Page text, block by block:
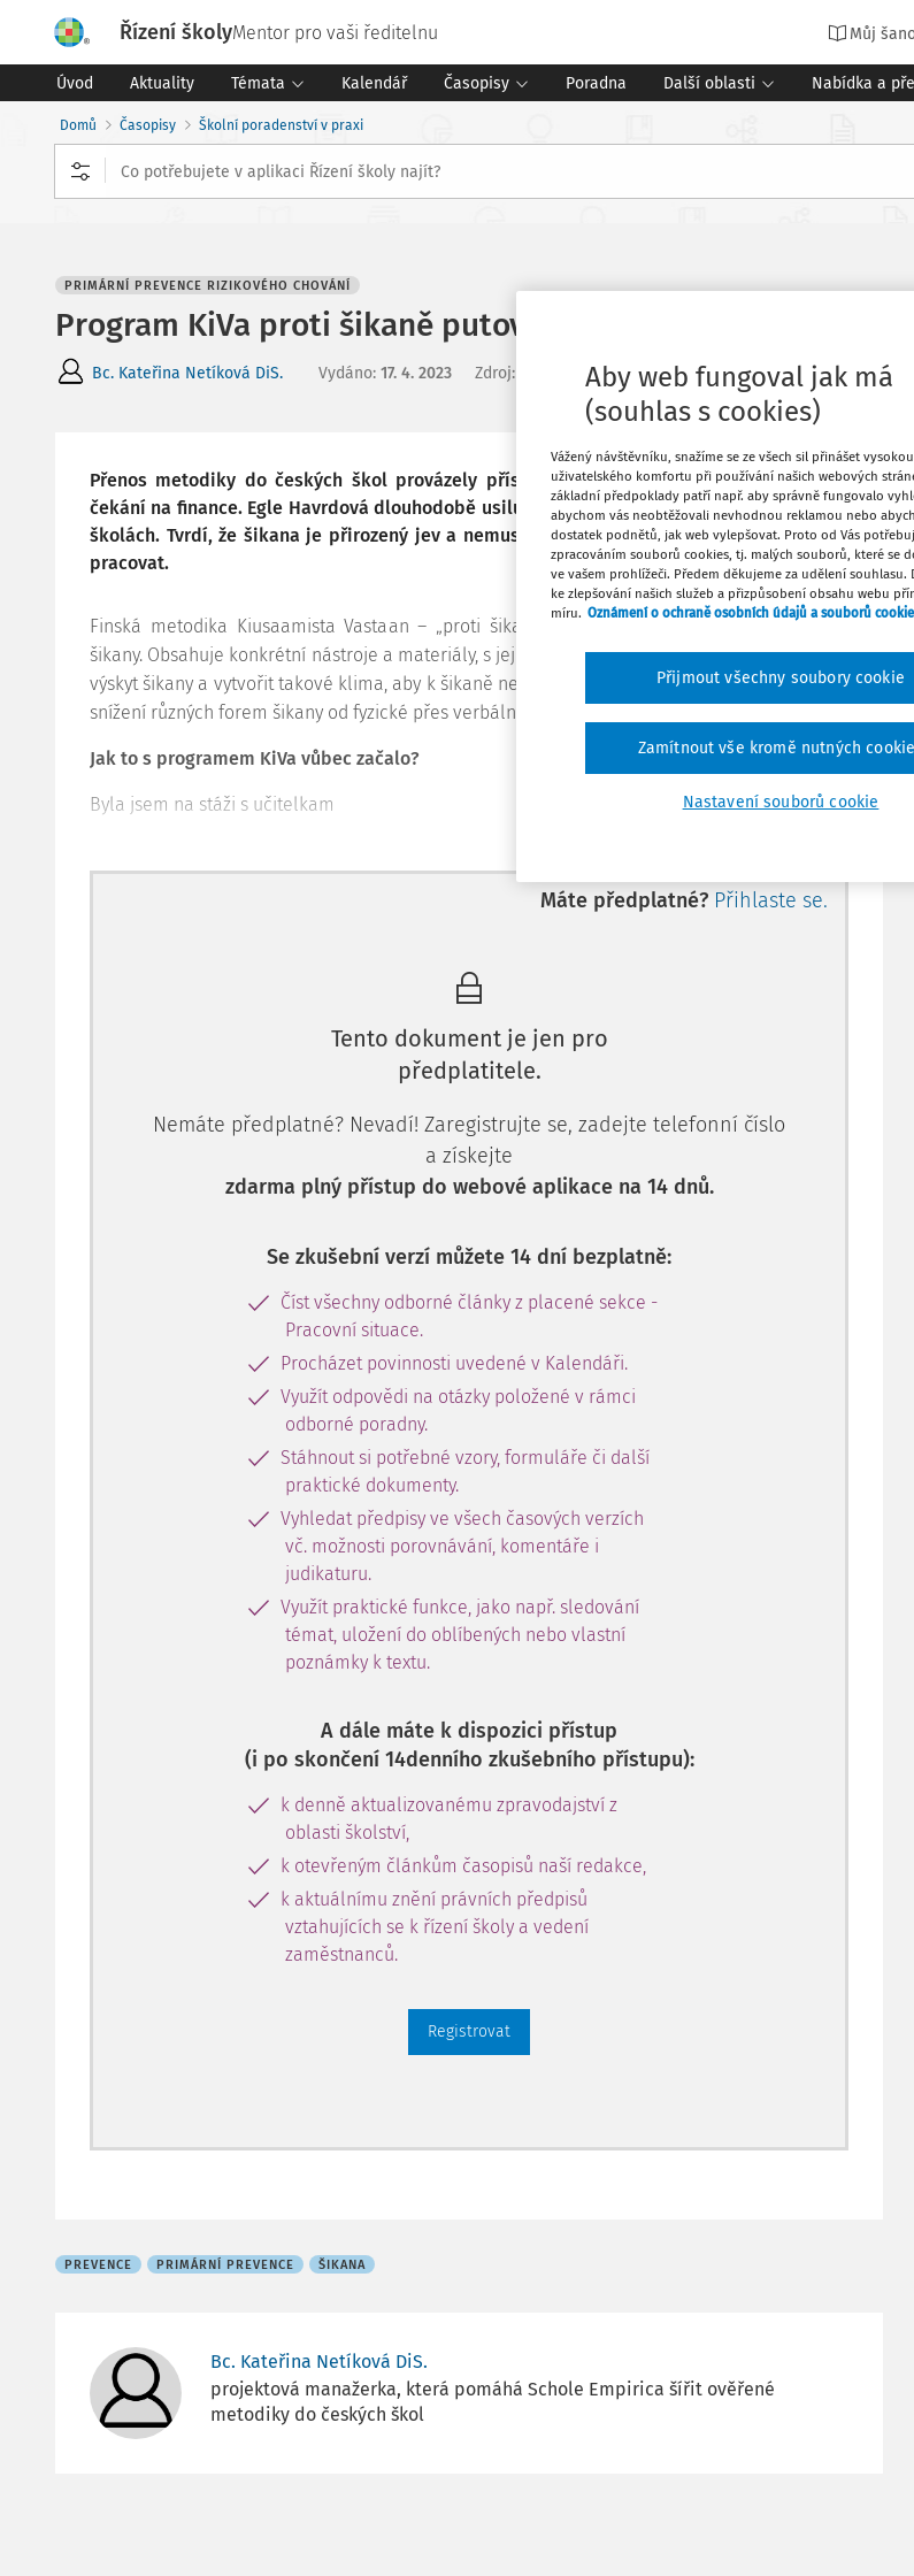
Řízení školyMentor pro vaši ředitelnu Můj
Úvod Aktuality Témata Kalendář Časopisy Poradna Další oblasti Nabídka a
Domů Časopisy Školní poradenství v praxi
PRIMÁRNÍ PREVENCE RIZIKOVÉHO CHOVÁNÍ
Program KiVa proti šikaně putoval z Finska do Česka 5 let
Bc. Kateřina Netíková DiS. Vydáno: 17. 4. 2023 Zdroj: Časopis Školní poradenství v praxi Vydání: 3/2023
Přenos metodiky do českých škol provázely přísné požadavky Finů, změna oblečení i
čekání na finance. Egle Havrdová dlouhodobě usiluje o rozvíjení programu KiVa v českých
školách. Tvrdí, že šikana je přirozený jev a nemusí být strašákem, když se s ní naučíme
pracovat.
Finská metodika Kiusaamista Vastaan – „proti šikaně“ je program pro prevenci a řešení
šikany. Obsahuje konkrétní nástroje a materiály, s jejichž pomocí mohou školy efektivně snížit
výskyt šikany a vytvořit takové klima, aby k šikaně nedocházelo. Dle výzkumů přispívá KiVa ke
snížení různých forem šikany od fyzické přes verbální až po kyberšikanu.
Jak to s programem KiVa vůbec začalo?
Byla jsem na stáži s učitelkam
Máte předplatné? Přihlaste se.
Tento dokument je jen pro
předplatitele.
Nemáte předplatné? Nevadí! Zaregistrujte se, zadejte telefonní číslo
a získejte
zdarma plný přístup do webové aplikace na 14 dnů.
Se zkušební verzí můžete 14 dní bezplatně:
Číst všechny odborné články z placené sekce -
Pracovní situace.
Procházet povinnosti uvedené v Kalendáři.
Využít odpovědi na otázky položené v rámci
odborné poradny.
Stáhnout si potřebné vzory, formuláře či další
praktické dokumenty.
Vyhledat předpisy ve všech časových verzích
vč. možnosti porovnávání, komentáře i
judikaturu.
Využít praktické funkce, jako např. sledování
témat, uložení do oblíbených nebo vlastní
poznámky k textu.
A dále máte k dispozici přístup
(i po skončení 14denního zkušebního přístupu):
k denně aktualizovanému zpravodajství z
oblasti školství,
k otevřeným článkům časopisů naší redakce,
k aktuálnímu znění právních předpisů
vztahujících se k řízení školy a vedení
zaměstnanců.
Registrovat
PREVENCE PRIMÁRNÍ PREVENCE ŠIKANA
Bc. Kateřina Netíková DiS.
projektová manažerka, která pomáhá Schole Empirica šířit ověřené
metodiky do českých škol
Aby web fungoval jak má
(souhlas s cookies)
Vážený návštěvníku, snažíme se ze všech sil přinášet
uživatelského komfortu při používání našich webových
základní předpoklady patří např. aby správně fungovalo
abychom vás neobtěžovali nevhodnou reklamou nebo
dostatek podnětů, jak web vylepšovat. Proto od Vás
zpracováním souborů cookies, tj. malých souborů, které se
ve vašem prohlížeči. Předem děkujeme za udělení souhlasu.
ke zlepšování našich služeb a přizpůsobení obsahu webu
míru. Oznámení o ochraně osobních údajů a souborů cookie
Nastavení souborů cookie
Zamítnout vše kromě nutných
Přijmout všechny soubory cookie